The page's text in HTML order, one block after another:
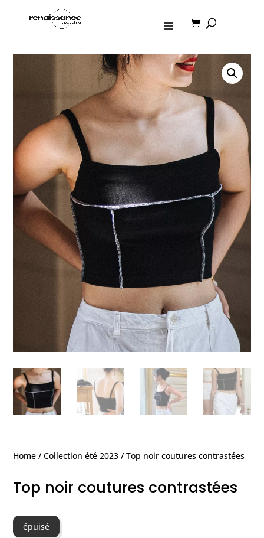
Home /Collection été 2023 / Top noir coutures contrastées
Top noir coutures contrastées
épuisé